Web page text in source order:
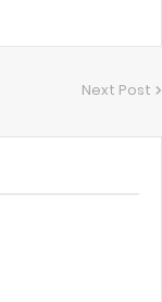
Next Post